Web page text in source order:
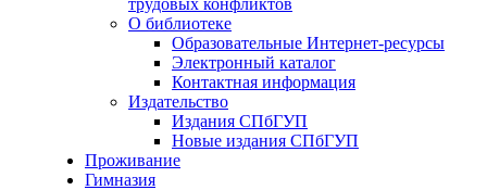
трудовых конфликтов
О библиотеке
Образовательные Интернет-ресурсы
Электронный каталог
Контактная информация
Издательство
Издания СПбГУП
Новые издания СПбГУП
Проживание
Гимназия